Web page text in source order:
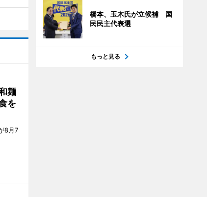
麺
を
8月7
橋本、玉木氏が立候補 国
民民主代表選
もっと見る